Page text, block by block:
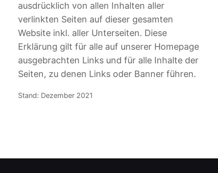
ausdrücklich von allen Inhalten aller
verlinkten Seiten auf dieser gesamten
Website inkl. aller Unterseiten. Diese
Erklärung gilt für alle auf unserer Homepage
ausgebrachten Links und für alle Inhalte der
Seiten, zu denen Links oder Banner führen.
Stand: Dezember 2021